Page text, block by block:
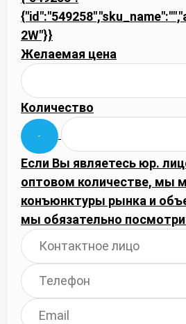
2W"}}
Желаемая цена
Количество
Если Вы являетесь юр.
оптовом количестве, мы
конъюнктуры рынка и
мы обязательно